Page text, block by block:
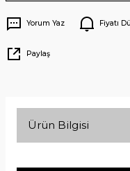
Yorum Yaz Fiyatı
Paylaş
Ürün Bilgisi